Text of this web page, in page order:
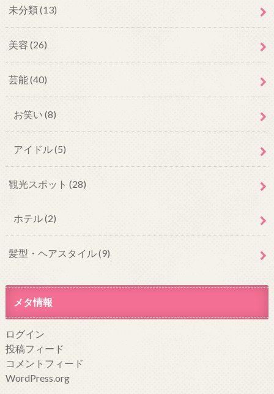
未分類(13)
美容 (26)
芸能(40)
お笑い (8)
アイドル(5)
観光スポット (28)
ホテル(2)
髪型・ヘアスタイル(9)
メタ情報
ログイン
投稿フィード
コメントフィード
WordPress.org